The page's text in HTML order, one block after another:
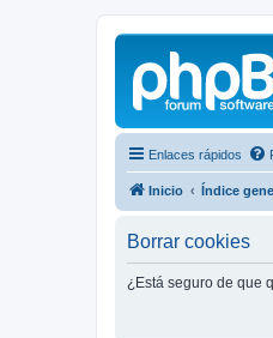
Enlaces rápidos
Inicio Índice
Borrar cookies
¿Está seguro de que